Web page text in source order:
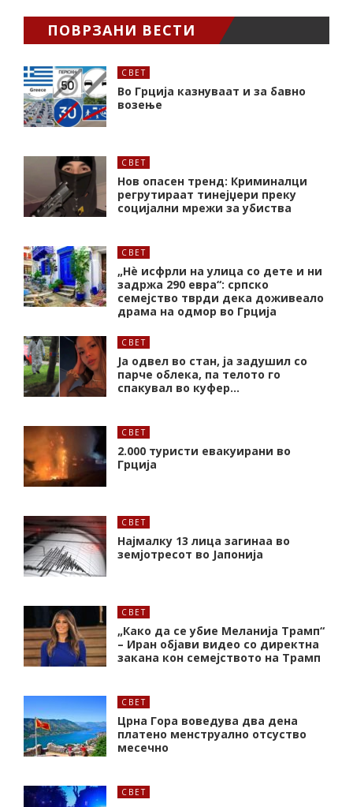
ПОВРЗАНИ ВЕСТИ
СВЕТ
Во Грција казнуваат и за бавно
возење
СВЕТ
Нов опасен тренд: Криминалци
регрутираат тинејџери преку
социјални мрежи за убиства
СВЕТ
„Нѐ исфрли на улица со дете и ни
задржа 290 евра“: српско
семејство тврди дека доживеало
драма на одмор во Грција
СВЕТ
Ја одвел во стан, ја задушил со
парче облека, па телото го
спакувал во куфер…
СВЕТ
2.000 туристи евакуирани во
Грција
СВЕТ
Најмалку 13 лица загинаа во
земјотресот во Јапонија
СВЕТ
„Како да се убие Меланија Трамп“
– Иран објави видео со директна
закана кон семејството на Трамп
СВЕТ
Црна Гора воведува два дена
платено менструално отсуство
месечно
СВЕТ